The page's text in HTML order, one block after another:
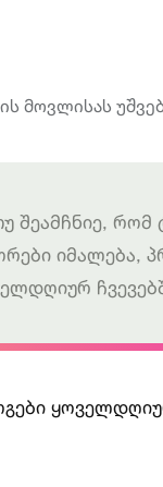
შეამჩნიე,
იმალება,